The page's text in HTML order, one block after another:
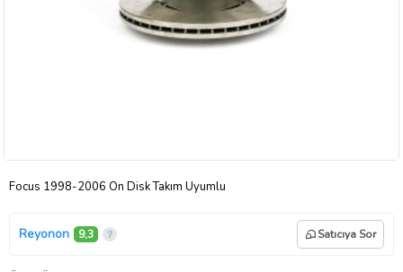
Focus 1998-2006 Ön Disk Takım Uyumlu
Reyonon 9,3 Satıcıya Sor